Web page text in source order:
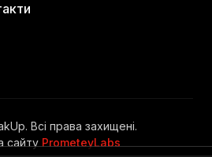
Всі права захищені.
сайту PrometeyLabs